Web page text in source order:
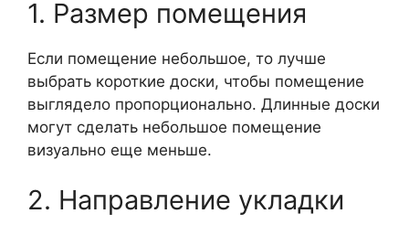
1. Размер помещения
Если помещение небольшое, то лучше
выбрать короткие доски, чтобы помещение
выглядело пропорционально. Длинные доски
могут сделать небольшое помещение
визуально еще меньше.
2. Направление укладки